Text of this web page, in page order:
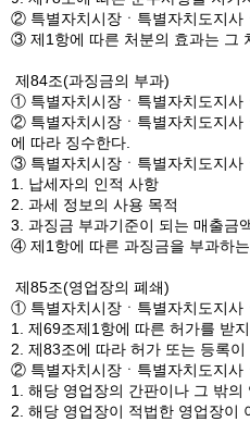
② 특별자치시장ㆍ특별자치도지사
③ 제1항에 따른 처분의 효과는 그
제84조(과징금의 부과)
① 특별자치시장ㆍ특별자치도지사
② 특별자치시장ㆍ특별자치도지사
에 따라 징수한다.
③ 특별자치시장ㆍ특별자치도지사
1. 납세자의 인적 사항
2. 과세 정보의 사용 목적
3. 과징금 부과기준이 되는 매출금
④ 제1항에 따른 과징금을 부과하
제85조(영업장의 폐쇄)
① 특별자치시장ㆍ특별자치도지사
1. 제69조제1항에 따른 허가를 받
2. 제83조에 따라 허가 또는 등록
② 특별자치시장ㆍ특별자치도지사
1. 해당 영업장의 간판이나 그 밖의
2. 해당 영업장이 적법한 영업장이